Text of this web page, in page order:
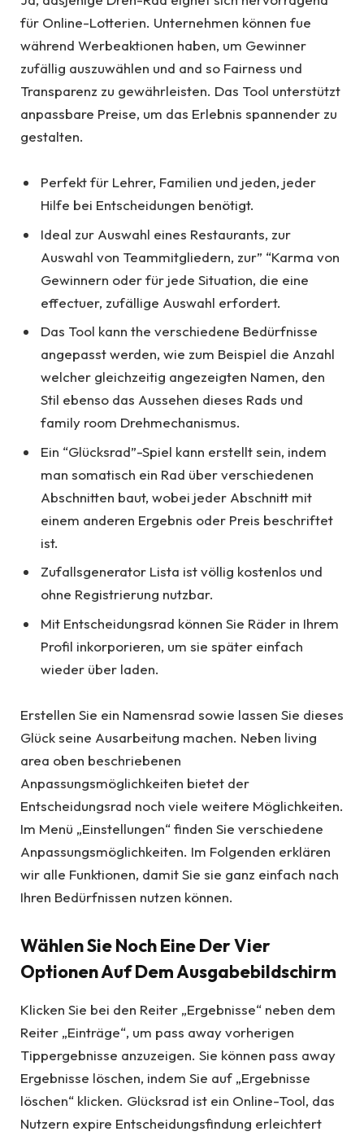
für Online-Lotterien. Unternehmen können fue
während Werbeaktionen haben, um Gewinner
zufällig auszuwählen und and so Fairness und
Transparenz zu gewährleisten. Das Tool unterstützt
anpassbare Preise, um das Erlebnis spannender zu
gestalten.
Perfekt für Lehrer, Familien und jeden, jeder
Hilfe bei Entscheidungen benötigt.
Ideal zur Auswahl eines Restaurants, zur
Auswahl von Teammitgliedern, zur” “Karma von
Gewinnern oder für jede Situation, die eine
effectuer, zufällige Auswahl erfordert.
Das Tool kann the verschiedene Bedürfnisse
angepasst werden, wie zum Beispiel die Anzahl
welcher gleichzeitig angezeigten Namen, den
Stil ebenso das Aussehen dieses Rads und
family room Drehmechanismus.
Ein “Glücksrad”-Spiel kann erstellt sein, indem
man somatisch ein Rad über verschiedenen
Abschnitten baut, wobei jeder Abschnitt mit
einem anderen Ergebnis oder Preis beschriftet
ist.
Zufallsgenerator Lista ist völlig kostenlos und
ohne Registrierung nutzbar.
Mit Entscheidungsrad können Sie Räder in Ihrem
Profil inkorporieren, um sie später einfach
wieder über laden.
Erstellen Sie ein Namensrad sowie lassen Sie dieses
Glück seine Ausarbeitung machen. Neben living
area oben beschriebenen
Anpassungsmöglichkeiten bietet der
Entscheidungsrad noch viele weitere Möglichkeiten.
Im Menü „Einstellungen“ finden Sie verschiedene
Anpassungsmöglichkeiten. Im Folgenden erklären
wir alle Funktionen, damit Sie sie ganz einfach nach
Ihren Bedürfnissen nutzen können.
Wählen Sie Noch Eine Der Vier
Optionen Auf Dem Ausgabebildschirm
Klicken Sie bei den Reiter „Ergebnisse“ neben dem
Reiter „Einträge“, um pass away vorherigen
Tippergebnisse anzuzeigen. Sie können pass away
Ergebnisse löschen, indem Sie auf „Ergebnisse
löschen“ klicken. Glücksrad ist ein Online-Tool, das
Nutzern expire Entscheidungsfindung erleichtert